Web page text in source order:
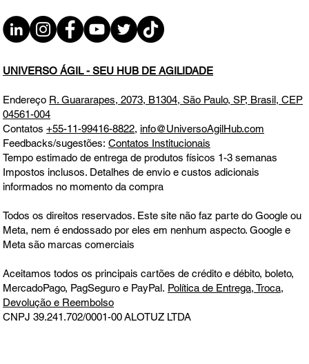
QUA 24.12.25 07h31
UNIVERSO ÁGIL - SEU HUB DE AGILIDADE
Endereço R. Guararapes, 2073, B1304, São Paulo, SP, Brasil, CEP
04561-004
Contatos+55-11-99416-8822, info@UniversoAgilHub.com
Feedbacks/sugestões:Contatos Institucionais
Tempo estimado de entrega de produtos físicos 1-3 semanas
Impostos inclusos. Detalhes de envio e custos adicionais
informados no momento da compra
Todos os direitos reservados. Este site não faz parte do Google ou
Meta, nem é endossado por eles em nenhum aspecto. Google e
Meta são marcas comerciais
Aceitamos todos os principais cartões de crédito e débito, boleto,
MercadoPago, PagSeguro e PayPal. Política de Entrega, Troca,
Devolução e Reembolso
CNPJ 39.241.702/0001-00ALOTUZ LTDA